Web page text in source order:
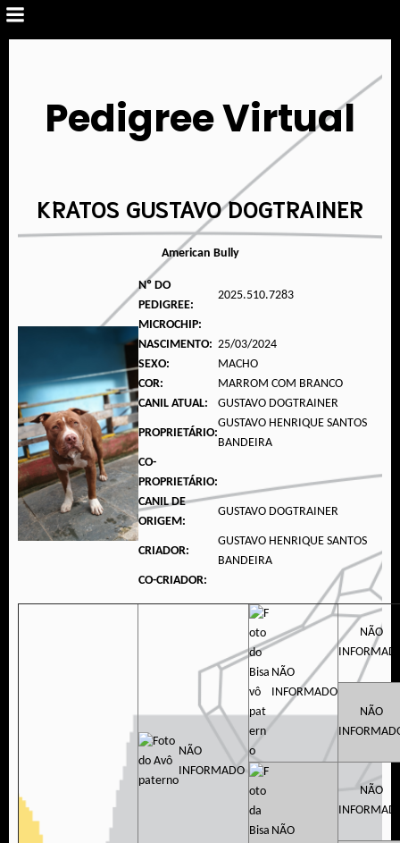
Pedigree Virtual
KRATOS GUSTAVO DOGTRAINER
American Bully
Nº DO
PEDIGREE:
2025.510.7283
MICROCHIP:
NASCIMENTO: 25/03/2024
SEXO:
MACHO
COR:
MARROM COM BRANCO
CANIL ATUAL:
GUSTAVO DOGTRAINER
PROPRIETÁRIO:
GUSTAVO HENRIQUE SANTOS
BANDEIRA
CO-
PROPRIETÁRIO:
CANIL DE
ORIGEM:
GUSTAVO DOGTRAINER
CRIADOR:
GUSTAVO HENRIQUE SANTOS
BANDEIRA
CO-CRIADOR:
NÃO
INFORMADO
NÃO
INFORMADO
NÃO
NÃO
NÃO
NÃO